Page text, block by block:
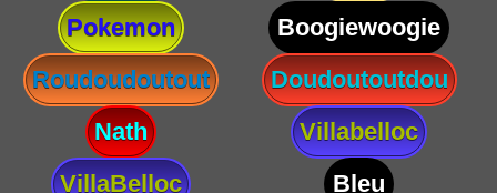
Pokemon
Boogiewoogie
Roudoudoutout
Doudoutoutdou
Nath
Villabelloc
VillaBelloc
Bleu